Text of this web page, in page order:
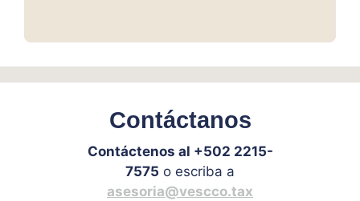
Contáctanos
Contáctenos al +502 2215-
7575 o escriba a
asesoria@vescco.tax